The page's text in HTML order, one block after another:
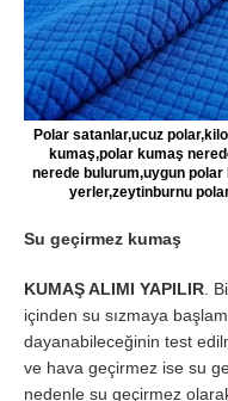
Polar satanlar,ucuz
kumaş,polar kumaş
nerede bulurum,uygun
yerler,zeytinburnu
Su geçirmez kumaş
KUMAŞ ALIMI YAPILIR .
içinden su sızmaya
dayanabileceğinin test
ve hava geçirmez ise su
nedenle su geçirmez